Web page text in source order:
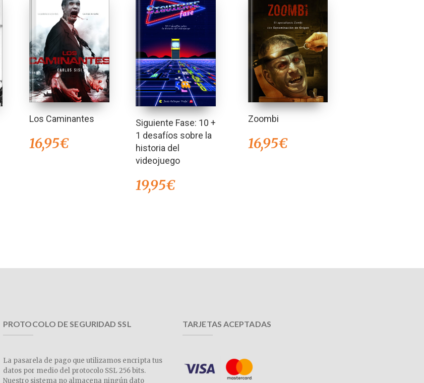
Los Caminantes
16,95€
Siguiente Fase: 10 +
1 desafíos sobre la
historia del
videojuego
19,95€
Zoombi
16,95€
PROTOCOLO DE SEGURIDAD SSL
La pasarela de pago que utilizamos encripta tus
datos por medio del protocolo SSL 256 bits.
Nuestro sistema no almacena ningún dato
TARJETAS ACEPTADAS